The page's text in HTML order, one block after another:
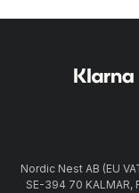
Nordic Nest AB (EU
SE-394 70